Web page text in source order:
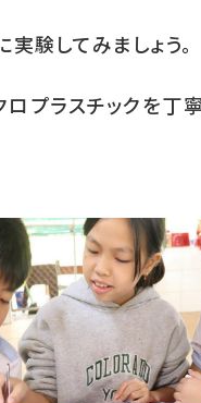
験してみましょう。
ロプラスチックを丁